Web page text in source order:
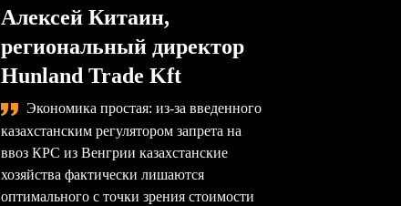
Алексей Китаин,
региональный директор
Hunland Trade Kft
Экономика простая: из-за введенного
казахстанским регулятором запрета на
ввоз КРС из Венгрии казахстанские
хозяйства фактически лишаются
оптимального с точки зрения стоимости